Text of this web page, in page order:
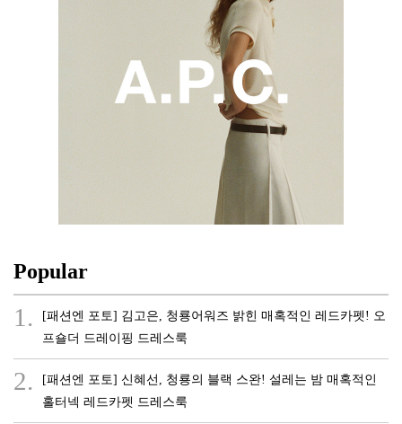
Popular
1.
[패션엔 포토] 김고은, 청룡어워즈 밝힌 매혹적인 레드카펫! 오
프숄더 드레이핑 드레스룩
2.
[패션엔 포토] 신혜선, 청룡의 블랙 스완! 설레는 밤 매혹적인
홀터넥 레드카펫 드레스룩